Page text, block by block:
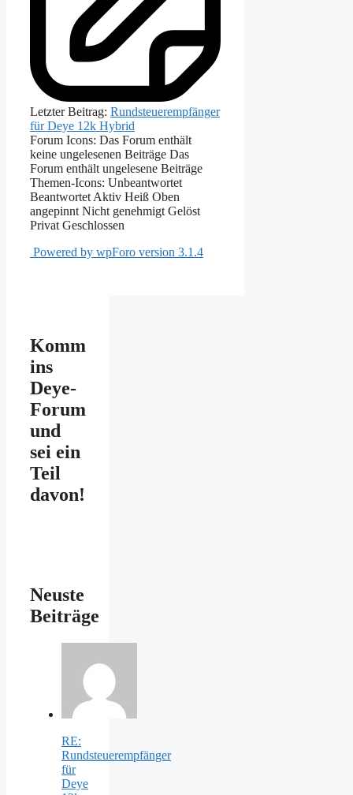
Letzter Beitrag: Rundsteuerempfänger
für Deye 12k Hybrid
Forum Icons: Das Forum enthält
keine ungelesenen Beiträge Das
Forum enthält ungelesene Beiträge
Themen-Icons: Unbeantwortet
Beantwortet Aktiv Heiß Oben
angepinnt Nicht genehmigt Gelöst
Privat Geschlossen
Powered by wpForo version 3.1.4
Komm
ins
Deye-
Forum
und
sei ein
Teil
davon!
Neuste
Beiträge
RE:
Rundsteuerempfänger
für
Deye